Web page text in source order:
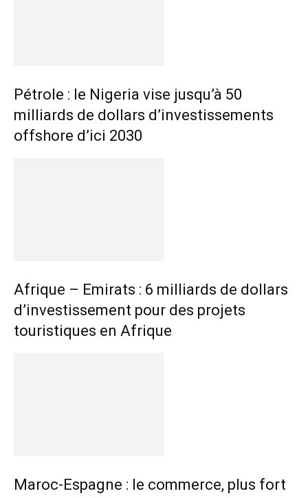
Pétrole : le Nigeria vise jusqu’à 50
milliards de dollars d’investissements
offshore d’ici 2030
Afrique – Emirats : 6 milliards de dollars
d’investissement pour des projets
touristiques en Afrique
Maroc-Espagne : le commerce, plus fort